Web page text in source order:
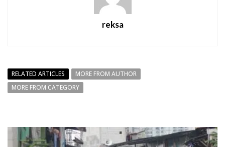
reksa
RELATED ARTICLES
MORE FROM AUTHOR
MORE FROM CATEGORY